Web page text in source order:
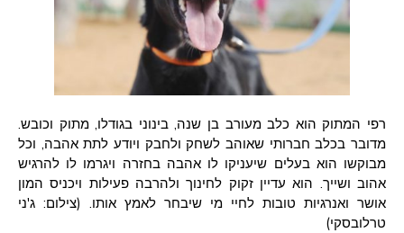
רפי המתוק הוא כלב מעורב בן שנה, בינוני בגודלו, מתוק וכובש.
מדובר בכלב חברותי שאוהב לשחק ולחבק ויודע לתת אהבה, וכל
מבוקשו הוא בעלים שיעניקו לו אהבה בחזרה ויגרמו לו להרגיש
אהוב ושייך. הוא עדיין זקוק לחינוך ולהרבה פעילות ויכניס המון
אושר ואנרגיות טובות לחיי מי שיבחר לאמץ אותו. (צילום: ג'ני
טרלובסקי)